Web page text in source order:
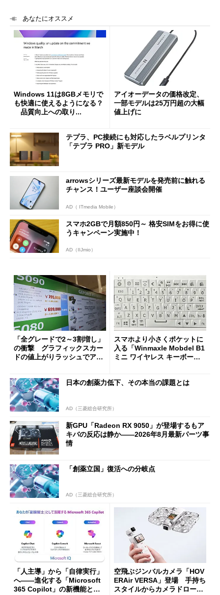
あなたにオススメ
Windows 11は8GBメモリで
も快適に使えるようになる？
品質向上への取り...
アイオーデータの価格改定、
一部モデルは25万円超の大幅
値上げに
テプラ、PC接続にも対応したラベルプリンタ
「テプラ PRO」新モデル
arrowsシリーズ最新モデルを発売前に触れる
チャンス！ユーザー座談会開催
AD（ ITmedia Mobile）
スマホ2GBで月額850円～ 格安SIMをお得に使
うキャンペーン実施中！
AD（IIJmio）
「全グレードで2～3割増し」
の衝撃 グラフィックスカー
ドの値上がりラッシュでアキ
スマホより小さくポケットに
入る「Winmaxle Mobdel B1
ミニ ワイヤレス キーボー
日本の創薬力低下、その本当の課題とは
AD（三菱総合研究所）
新GPU「Radeon RX 9050」が登場するもア
キバの反応は静か――2026年8月最新パーツ事
情
「創薬立国」復活への分岐点
AD（三菱総合研究所）
「人主導」から「自律実行」
へ――進化する「Microsoft
365 Copilot」の新機能とエ
空飛ぶジンバルカメラ「HOV
ERAir VERSA」登場 手持ち
スタイルからカメラドローン